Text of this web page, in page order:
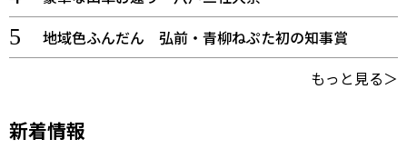
地域色ふんだん 弘前・青柳ねぷた初の知事賞
もっと見る＞
新着情報